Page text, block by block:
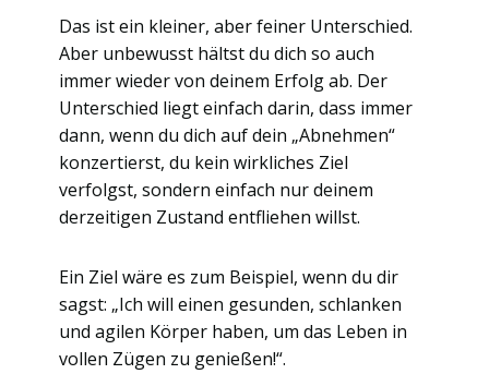
Das ist ein kleiner, aber feiner Unterschied.
Aber unbewusst hältst du dich so auch
immer wieder von deinem Erfolg ab. Der
Unterschied liegt einfach darin, dass immer
dann, wenn du dich auf dein „Abnehmen“
konzertierst, du kein wirkliches Ziel
verfolgst, sondern einfach nur deinem
derzeitigen Zustand entfliehen willst.
Ein Ziel wäre es zum Beispiel, wenn du dir
sagst: „Ich will einen gesunden, schlanken
und agilen Körper haben, um das Leben in
vollen Zügen zu genießen!“.